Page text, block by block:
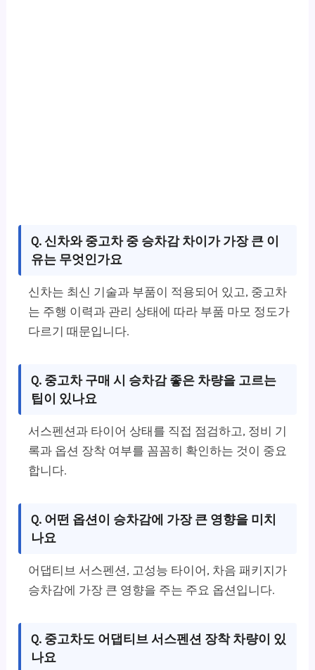
Q. 신차와 중고차 중 승차감 차이가 가장 큰 이
유는 무엇인가요
신차는 최신 기술과 부품이 적용되어 있고, 중고차
는 주행 이력과 관리 상태에 따라 부품 마모 정도가
다르기 때문입니다.
Q. 중고차 구매 시 승차감 좋은 차량을 고르는
팁이 있나요
서스펜션과 타이어 상태를 직접 점검하고, 정비 기
록과 옵션 장착 여부를 꼼꼼히 확인하는 것이 중요
합니다.
Q. 어떤 옵션이 승차감에 가장 큰 영향을 미치
나요
어댑티브 서스펜션, 고성능 타이어, 차음 패키지가
승차감에 가장 큰 영향을 주는 주요 옵션입니다.
Q. 중고차도 어댑티브 서스펜션 장착 차량이 있
나요